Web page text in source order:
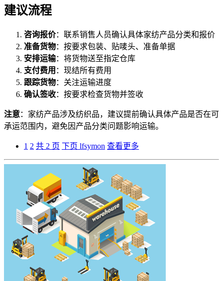
建议流程
咨询报价：联系销售人员确认具体家纺产品分类和报价
准备货物：按要求包装、贴唛头、准备单据
安排运输：将货物送至指定仓库
支付费用 ：现结所有费用
跟踪货物：关注运输进度
确认签收：按要求检查货物并签收
注意：家纺产品涉及纺织品，建议提前确认具体产品是否在可
承运范围内，避免因产品分类问题影响运输。
1 2 共 2 页 下页 lfsymon 查看更多